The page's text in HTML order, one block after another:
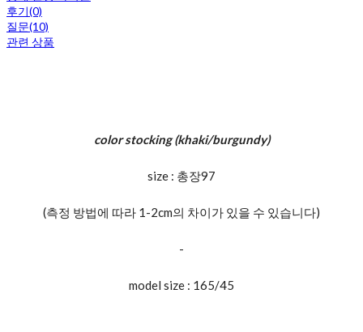
후기(0)
질문(10)
관련 상품
color stocking (khaki/burgundy)
size : 총장97
(측정 방법에 따라 1-2cm의 차이가 있을 수 있습니다)
-
model size : 165/45